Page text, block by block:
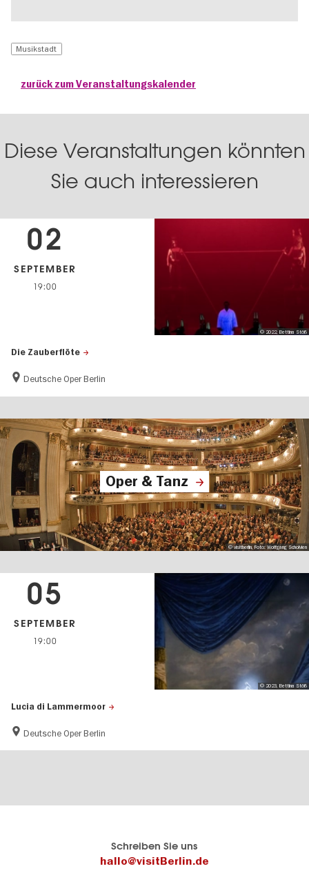
Musikstadt
zurück zum Veranstaltungskalender
Diese Veranstaltungen könnten
Sie auch interessieren
Die Zauberflöte
Deutsche Oper Berlin
02
SEPTEMBER
19:00
© 2022, Bettina Stöß
Oper & Tanz
© visitberlin, Foto: Wolfgang Scholvien
Lucia di Lammermoor
Deutsche Oper Berlin
05
SEPTEMBER
19:00
© 2023, Bettina Stöß
Schreiben Sie uns
hallo@visitBerlin.de